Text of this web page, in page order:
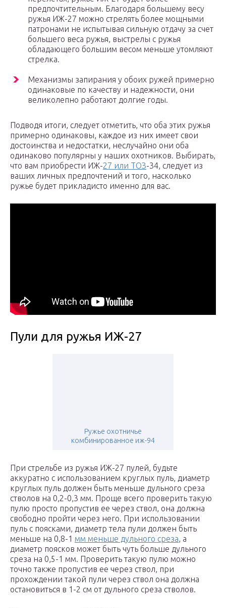
предпочтительным. Благодаря большему весу
ружья ИЖ-27 можно стрелять более мощными
патронами не испытывая сильную отдачу за счет
большего веса ружья, выстрелы с ружья
обладающего большим весом меньше утомляют
стрелка.
Механизмы запирания у обоих ружей примерно
одинаковые по качеству и надежности, они
великолепно работают долгие годы.
Подводя итоги, следует отметить, что оба этих ружья
примерно одинаковы, каждое из них имеет свои
достоинства и недостатки, неслучайно они оба
одинаково популярны у наших охотников. Выбирать,
что вам приобрести ИЖ-27 или ТОЗ-34, следует из
ваших личных предпочтений и того, насколько
ружье будет прикладисто именно для вас.
Пули для ружья ИЖ-27
Ружье охотничье
комбинированное иж-94
При стрельбе из ружья ИЖ-27 пулей, будьте
аккуратно с использованием круглых пуль, диаметр
круглых пуль должен быть меньше дульного среза
стволов на 0,2-0,3 мм. Проще всего проверить такую
пулю просто пропустив ее через ствол, она должна
свободно пройти через него. При использовании
пуль с поясками, диаметр тела пули должен быть
меньше на 0,8-1 мм меньше дульного среза, а
диаметр поясков может быть чуть больше дульного
среза на 0,5-1 мм. Проверить такую пулю можно
точно также пропустив ее через ствол, при
прохождении такой пули через ствол она должна
остановиться в 1-2 см от дульного среза стволов.